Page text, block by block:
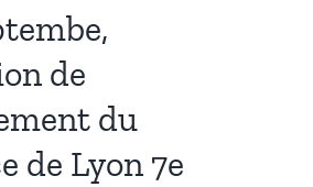
de
du
de Lyon 7e